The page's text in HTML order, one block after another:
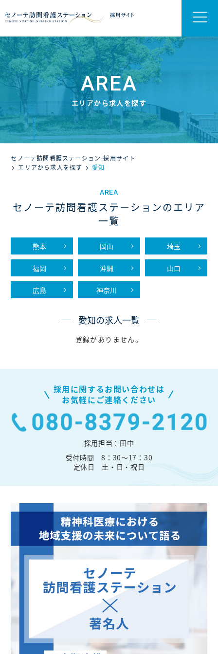
AREA
エリアから求人を探す
セノーテ訪問看護ステーション-採用サイト
エリアから求人を探す
愛知
AREA
セノーテ訪問看護ステーションのエリア
一覧
熊本 岡山 埼玉
福岡 沖縄 山口
広島 神奈川
愛知の求人一覧
登録がありません。
採用に関するお問い合わせは
お気軽にご連絡ください
採用担当：田中
受付時間 8：30～17：30
定休日 土・日・祝日